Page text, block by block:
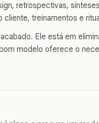
retrospectivas,
treinamentos e
Ele está em
modelo oferece o